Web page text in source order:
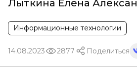
Лыткина Елена
Информационные технологии
14.08.2023 2877 Поделиться